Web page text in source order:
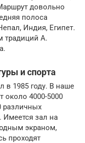
довольно
полоса
Индия, Египет.
традиций А.
и спорта
в 1985 году. В наше
4000-5000
различных
Имеется зал на
экраном,
проходят